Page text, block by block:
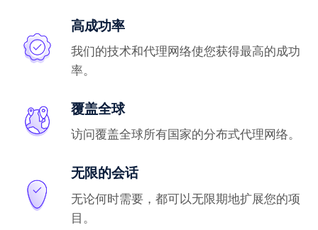
高成功率
我们的技术和代理网络使您获得最高的成功
率。
覆盖全球
访问覆盖全球所有国家的分布式代理网络。
无限的会话
无论何时需要，都可以无限期地扩展您的项
目。